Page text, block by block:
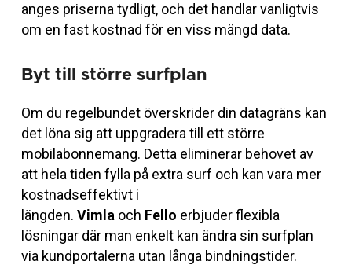
anges priserna tydligt, och det handlar vanligtvis
om en fast kostnad för en viss mängd data.
Byt till större surfplan
Om du regelbundet överskrider din datagräns kan
det löna sig att uppgradera till ett större
mobilabonnemang. Detta eliminerar behovet av
att hela tiden fylla på extra surf och kan vara mer
kostnadseffektivt i
längden. Vimla och Fello erbjuder flexibla
lösningar där man enkelt kan ändra sin surfplan
via kundportalerna utan långa bindningstider.